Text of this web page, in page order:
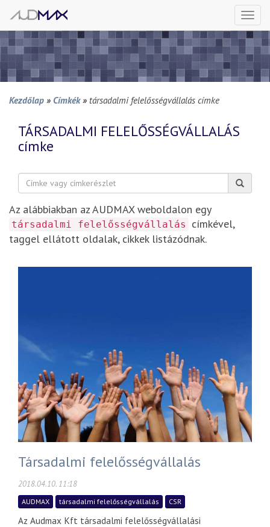
Kezdőlap » Címkék » társadalmi felelősségvállalás címke
TÁRSADALMI FELELŐSSÉGVÁLLALÁS
címke
Keresés:
Az alábbiakban az AUDMAX weboldalon egy
társadalmi felelősségvállalás
címkével,
taggel ellátott oldalak, cikkek listázódnak.
Társadalmi felelősségvállalás
2018.04.10. 11:18
AUDMAX társadalmi felelősségvállalás CSR
Az Audmax Kft társadalmi felelősségvállalási